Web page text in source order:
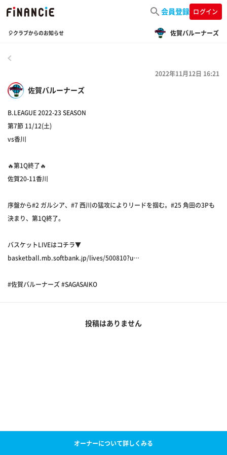
会員登録 ログイン
🎈クラブからのお知らせ 佐賀バルーナーズ
佐賀バルーナーズ
2022年11月12日 16:21
B.LEAGUE 2022-23 SEASON
第7節 11/12(土)
vs香川
🔥第1Q終了🔥
佐賀20-11香川
序盤から#2 ガルシア、#7 西川の猛攻によりリードを掴む。#25 角田の3Pも
決まり、第1Q終了。
バスケットLIVEはコチラ▼
basketball.mb.softbank.jp/lives/500810?u…
#佐賀バルーナーズ #SAGASAIKO
投稿はありません
オーナーについて詳しくみる